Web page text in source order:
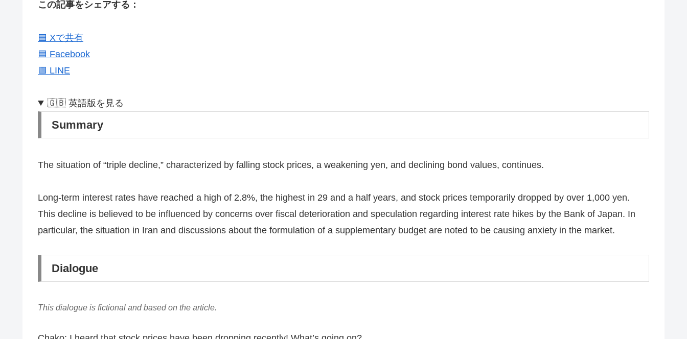
この記事をシェアする：
🟦 Xで共有
🟦 Facebook
🟩 LINE
🇬🇧 英語版を見る
Summary
The situation of “triple decline,” characterized by falling stock prices, a weakening yen, and declining bond values, continues.
Long-term interest rates have reached a high of 2.8%, the highest in 29 and a half years, and stock prices temporarily dropped by over 1,000 yen.
This decline is believed to be influenced by concerns over fiscal deterioration and speculation regarding interest rate hikes by the Bank of Japan. In
particular, the situation in Iran and discussions about the formulation of a supplementary budget are noted to be causing anxiety in the market.
Dialogue
This dialogue is fictional and based on the article.